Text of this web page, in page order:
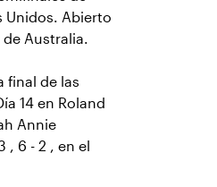
Unidos. Abierto
de Australia.
final de las
14 en Roland
Annie
, 6 - 2 , en el